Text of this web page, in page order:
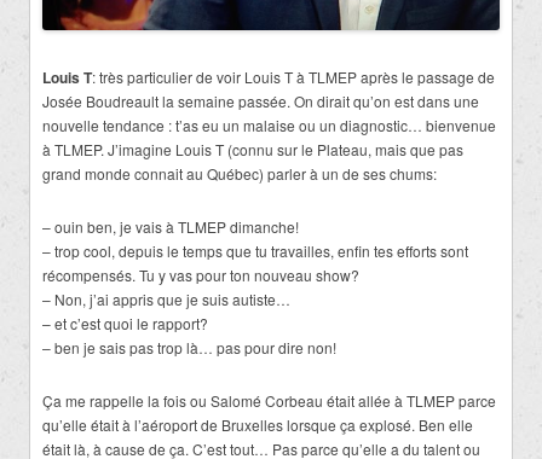
Louis T: très particulier de voir Louis T à TLMEP après le passage de
Josée Boudreault la semaine passée. On dirait qu’on est dans une
nouvelle tendance : t’as eu un malaise ou un diagnostic… bienvenue
à TLMEP. J’imagine Louis T (connu sur le Plateau, mais que pas
grand monde connait au Québec) parler à un de ses chums:
– ouin ben, je vais à TLMEP dimanche!
– trop cool, depuis le temps que tu travailles, enfin tes efforts sont
récompensés. Tu y vas pour ton nouveau show?
– Non, j’ai appris que je suis autiste…
– et c’est quoi le rapport?
– ben je sais pas trop là… pas pour dire non!
Ça me rappelle la fois ou Salomé Corbeau était allée à TLMEP parce
qu’elle était à l’aéroport de Bruxelles lorsque ça explosé. Ben elle
était là, à cause de ça. C’est tout… Pas parce qu’elle a du talent ou